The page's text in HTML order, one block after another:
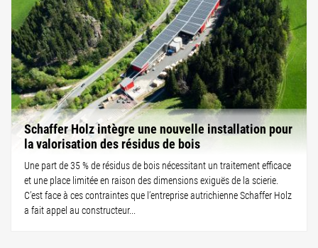
Schaffer Holz intègre une nouvelle installation pour
la valorisation des résidus de bois
Une part de 35 % de résidus de bois nécessitant un traitement efficace
et une place limitée en raison des dimensions exiguës de la scierie.
C’est face à ces contraintes que l’entreprise autrichienne Schaffer Holz
a fait appel au constructeur...